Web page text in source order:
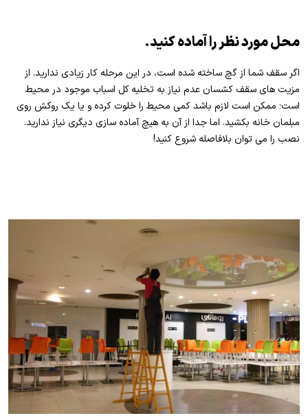
محل مورد نظر را آماده کنید.
اگر سقف شما از گچ ساخته شده است، در این مرحله کار زیادی ندارید. از
مزیت های سقف کشسان عدم نیاز به تخلیه کل اسباب موجود در محیط
است؛ ممکن است لازم باشد کمی محیط را خلوت کرده و یا یک روکش روی
مبلمان خانه بکشید. اما جدا از آن به هیچ آماده سازی دیگری نیاز ندارید.
نصب را می توان بلافاصله شروع کنید!